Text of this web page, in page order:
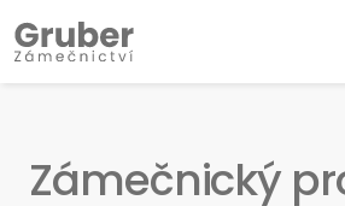
Zámečnický